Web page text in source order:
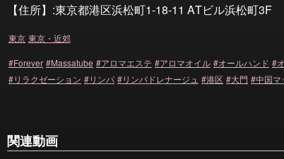
【住所】:東京都港区浜松町1-18-11 ATビル浜松町3F
東京 東京・近郊
Forever Massatube アロマエステ アロマオイル オールハンド
リラクゼーション
リンパ リンパドレナージュ 港区 大門 中国マ
関連動画